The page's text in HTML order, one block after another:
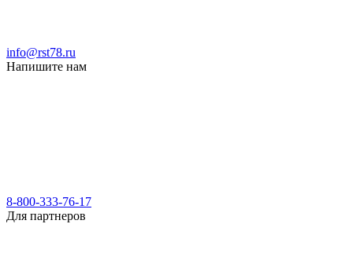
info@rst78.ru
Напишите нам
8-800-333-76-17
Для партнеров